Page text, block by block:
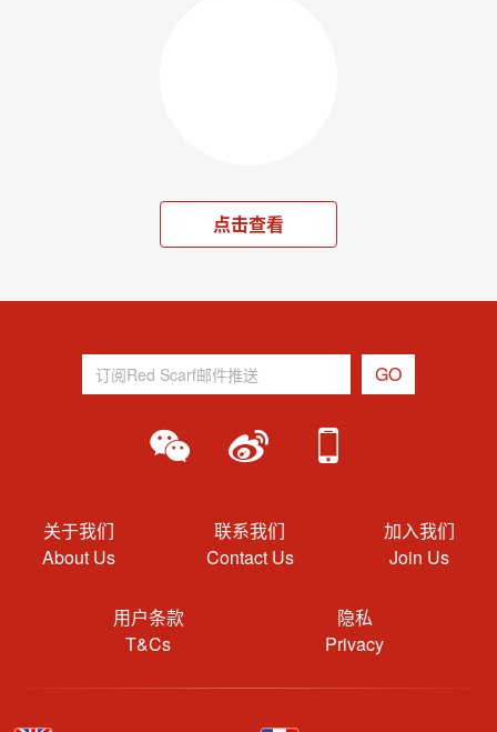
点击查看
关于我们
About Us
联系我们
Contact Us
加入我们
Join Us
用户条款
T&Cs
隐私
Privacy